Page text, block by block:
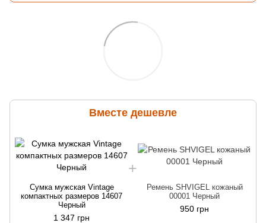
Вместе дешевле
Сумка мужская Vintage
компактных размеров 14607
Черный
1 347 грн
Ремень SHVIGEL кожаный
00001 Черный
950 грн